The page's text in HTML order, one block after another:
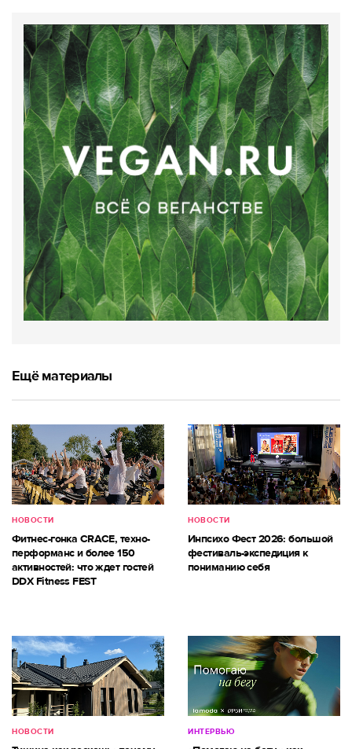
Ещё материалы
НОВОСТИ
Фитнес-гонка CRACE, техно-
перформанс и более 150
активностей: что ждет гостей
DDX Fitness FEST
НОВОСТИ
Инпсихо Фест 2026: большой
фестиваль-экспедиция к
пониманию себя
НОВОСТИ ИНТЕРВЬЮ